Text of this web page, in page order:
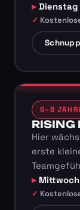
Dienstag
6–8
RISING
Hier
erste
Mittwoch